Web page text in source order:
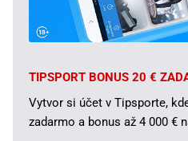
TIPSPORT BONUS 20 €
Vytvor si účet v Tipsporte,
zadarmo a bonus až 4 000 €